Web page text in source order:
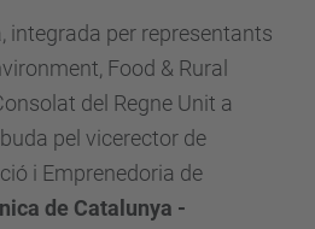
integrada per representants
Food & Rural
del Regne Unit a
pel vicerector de
i Emprenedoria de
de Catalunya -